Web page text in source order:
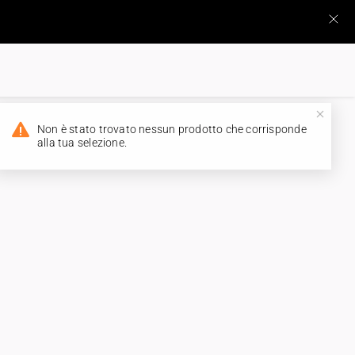
Non è stato trovato nessun prodotto che corrisponde
alla tua selezione.